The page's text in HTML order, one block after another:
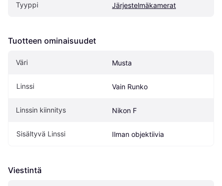
Tyyppi Järjestelmäkamerat
Tuotteen ominaisuudet
Väri Musta
Linssi Vain Runko
Linssin kiinnitys Nikon F
Sisältyvä Linssi Ilman objektiivia
Viestintä